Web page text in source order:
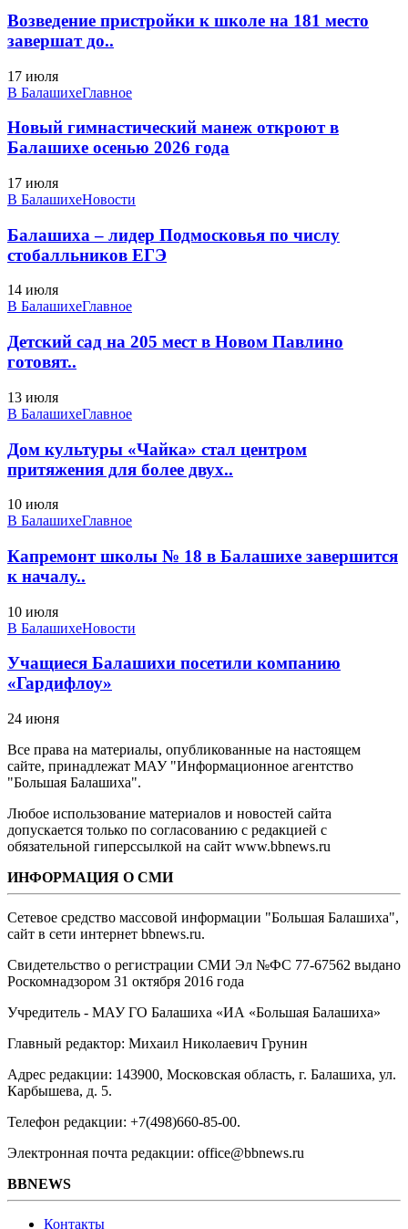
Возведение пристройки к школе на 181 место
завершат до..
17 июля
В БалашихеГлавное
Новый гимнастический манеж откроют в
Балашихе осенью 2026 года
17 июля
В БалашихеНовости
Балашиха – лидер Подмосковья по числу
стобалльников ЕГЭ
14 июля
В БалашихеГлавное
Детский сад на 205 мест в Новом Павлино
готовят..
13 июля
В БалашихеГлавное
Дом культуры «Чайка» стал центром
притяжения для более двух..
10 июля
В БалашихеГлавное
Капремонт школы № 18 в Балашихе завершится
к началу..
10 июля
В БалашихеНовости
Учащиеся Балашихи посетили компанию
«Гардифлоу»
24 июня
Все права на материалы, опубликованные на настоящем
сайте, принадлежат МАУ "Информационное агентство
"Большая Балашиха".
Любое использование материалов и новостей сайта
допускается только по согласованию с редакцией с
обязательной гиперссылкой на сайт www.bbnews.ru
ИНФОРМАЦИЯ О СМИ
Сетевое средство массовой информации "Большая Балашиха",
сайт в сети интернет bbnews.ru.
Свидетельство о регистрации СМИ Эл №ФС ‎77-67562 выдано
Роскомнадзором 31 октября 2016 года
Учредитель - МАУ ГО Балашиха «ИА «Большая Балашиха»
Главный редактор: Михаил Николаевич Грунин
Адрес редакции: 143900, Московская область, г. Балашиха, ул.
Карбышева, д. 5.
Телефон редакции: +7(498)660-85-00.
Электронная почта редакции: office@bbnews.ru
BBNEWS
Контакты